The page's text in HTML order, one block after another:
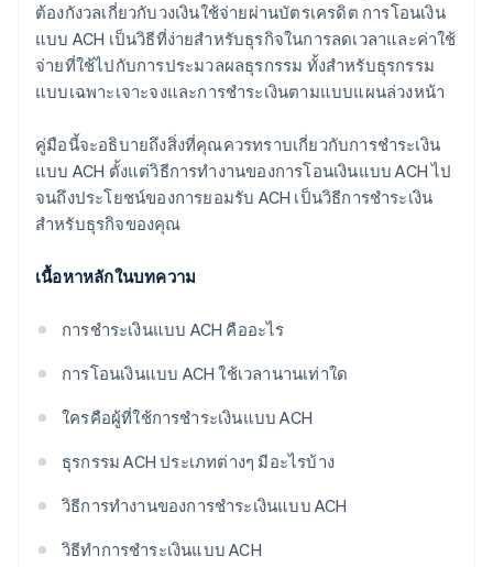
ต้องกังวลเกี่ยวกับวงเงินใช้จ่ายผ่านบัตรเครดิต การโอนเงิน
แบบ ACH เป็นวิธีที่ง่ายสำหรับธุรกิจในการลดเวลาและค่าใช้
จ่ายที่ใช้ไปกับการประมวลผลธุรกรรม ทั้งสำหรับธุรกรรม
แบบเฉพาะเจาะจงและการชำระเงินตามแบบแผนล่วงหน้า
คู่มือนี้จะอธิบายถึงสิ่งที่คุณควรทราบเกี่ยวกับการชำระเงิน
แบบ ACH ตั้งแต่วิธีการทำงานของการโอนเงินแบบ ACH ไป
จนถึงประโยชน์ของการยอมรับ ACH เป็นวิธีการชำระเงิน
สำหรับธุรกิจของคุณ
เนื้อหาหลักในบทความ
การชำระเงินแบบ ACH คืออะไร
การโอนเงินแบบ ACH ใช้เวลานานเท่าใด
ใครคือผู้ที่ใช้การชำระเงินแบบ ACH
ธุรกรรม ACH ประเภทต่างๆ มีอะไรบ้าง
วิธีการทำงานของการชำระเงินแบบ ACH
วิธีทำการชำระเงินแบบ ACH